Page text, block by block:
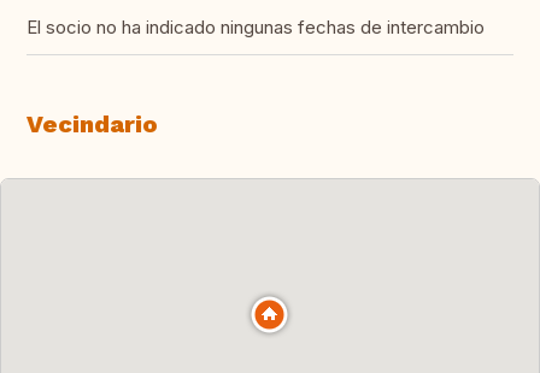
El socio no ha indicado ningunas fechas de intercambio
Vecindario